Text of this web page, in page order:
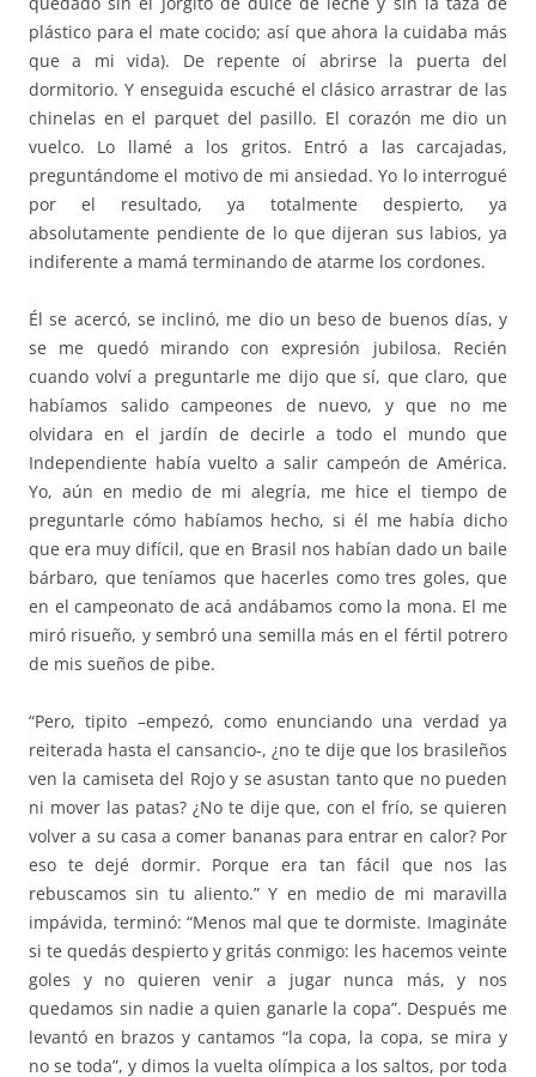
plástico para el mate cocido; así que ahora la cuidaba más
que a mi vida). De repente oí abrirse la puerta del
dormitorio. Y enseguida escuché el clásico arrastrar de las
chinelas en el parquet del pasillo. El corazón me dio un
vuelco. Lo llamé a los gritos. Entró a las carcajadas,
preguntándome el motivo de mi ansiedad. Yo lo interrogué
por el resultado, ya totalmente despierto, ya
absolutamente pendiente de lo que dijeran sus labios, ya
indiferente a mamá terminando de atarme los cordones.
Él se acercó, se inclinó, me dio un beso de buenos días, y
se me quedó mirando con expresión jubilosa. Recién
cuando volví a preguntarle me dijo que sí, que claro, que
habíamos salido campeones de nuevo, y que no me
olvidara en el jardín de decirle a todo el mundo que
Independiente había vuelto a salir campeón de América.
Yo, aún en medio de mi alegría, me hice el tiempo de
preguntarle cómo habíamos hecho, si él me había dicho
que era muy difícil, que en Brasil nos habían dado un baile
bárbaro, que teníamos que hacerles como tres goles, que
en el campeonato de acá andábamos como la mona. El me
miró risueño, y sembró una semilla más en el fértil potrero
de mis sueños de pibe.
“Pero, tipito –empezó, como enunciando una verdad ya
reiterada hasta el cansancio-, ¿no te dije que los brasileños
ven la camiseta del Rojo y se asustan tanto que no pueden
ni mover las patas? ¿No te dije que, con el frío, se quieren
volver a su casa a comer bananas para entrar en calor? Por
eso te dejé dormir. Porque era tan fácil que nos las
rebuscamos sin tu aliento.” Y en medio de mi maravilla
impávida, terminó: “Menos mal que te dormiste. Imagináte
si te quedás despierto y gritás conmigo: les hacemos veinte
goles y no quieren venir a jugar nunca más, y nos
quedamos sin nadie a quien ganarle la copa”. Después me
levantó en brazos y cantamos “la copa, la copa, se mira y
no se toda”, y dimos la vuelta olímpica a los saltos, por toda